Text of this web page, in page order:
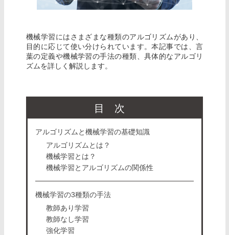
機械学習にはさまざまな種類のアルゴリズムがあり、
目的に応じて使い分けられています。本記事では、言
葉の定義や機械学習の手法の種類、具体的なアルゴリ
ズムを詳しく解説します。
目次
アルゴリズムと機械学習の基礎知識
アルゴリズムとは？
機械学習とは？
機械学習とアルゴリズムの関係性
機械学習の3種類の手法
教師あり学習
教師なし学習
強化学習